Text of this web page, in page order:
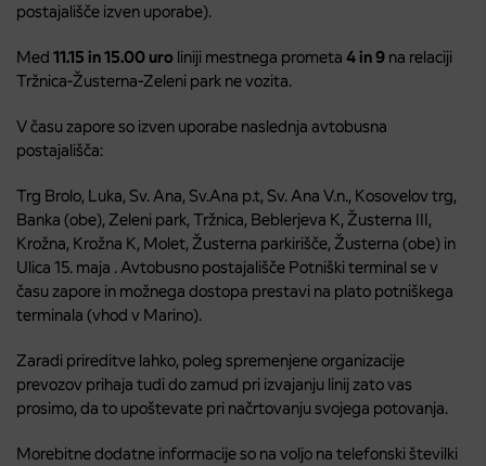
postajališče izven uporabe).
Med 11.15 in 15.00 uro liniji mestnega prometa 4 in 9 na relaciji
Tržnica-Žusterna-Zeleni park ne vozita.
V času zapore so izven uporabe naslednja avtobusna
postajališča:
Trg Brolo, Luka, Sv. Ana, Sv.Ana p.t, Sv. Ana V.n., Kosovelov trg,
Banka (obe), Zeleni park, Tržnica, Beblerjeva K, Žusterna III,
Krožna, Krožna K, Molet, Žusterna parkirišče, Žusterna (obe) in
Ulica 15. maja . Avtobusno postajališče Potniški terminal se v
času zapore in možnega dostopa prestavi na plato potniškega
terminala (vhod v Marino).
Zaradi prireditve lahko, poleg spremenjene organizacije
prevozov prihaja tudi do zamud pri izvajanju linij zato vas
prosimo, da to upoštevate pri načrtovanju svojega potovanja.
Morebitne dodatne informacije so na voljo na telefonski številki